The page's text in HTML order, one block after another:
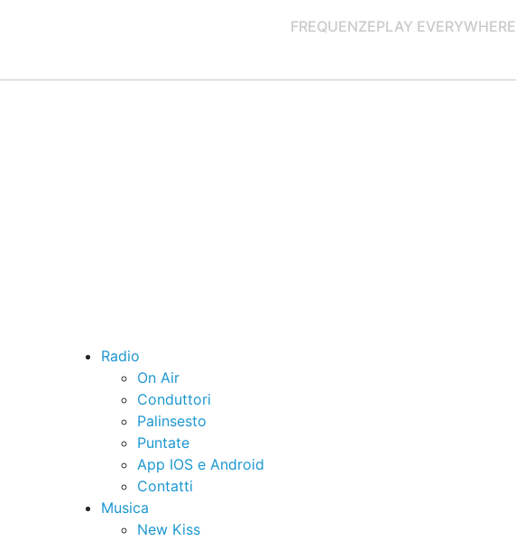
FREQUENZEPLAY EVERYWHERE
Radio
On Air
Conduttori
Palinsesto
Puntate
App IOS e Android
Contatti
Musica
New Kiss